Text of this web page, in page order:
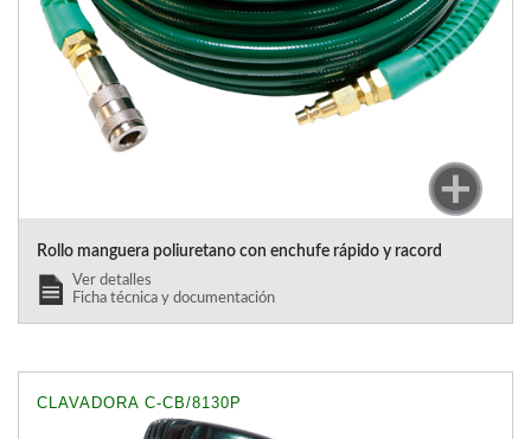
Rollo manguera poliuretano con enchufe rápido y racord
Ver detalles
Ficha técnica y documentación
CLAVADORA C-CB/8130P